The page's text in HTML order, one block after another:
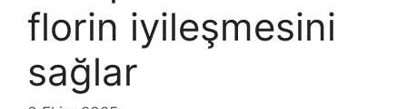
florin iyileşmesini
sağlar